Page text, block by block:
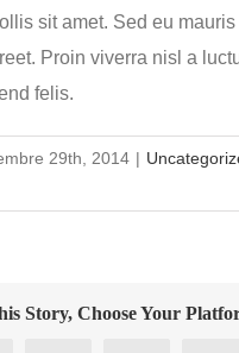
sit amet. Sed eu mauris
Proin viverra nisl a
felis.
29th, 2014 |
Story, Choose Your